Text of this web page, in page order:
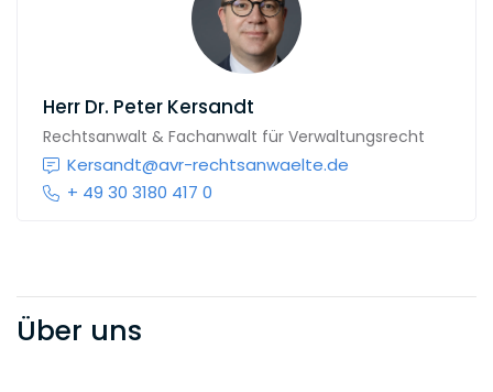
Herr Dr. Peter Kersandt
Rechtsanwalt & Fachanwalt für Verwaltungsrecht
Kersandt@avr-rechtsanwaelte.de
+ 49 30 3180 417 0
Über uns